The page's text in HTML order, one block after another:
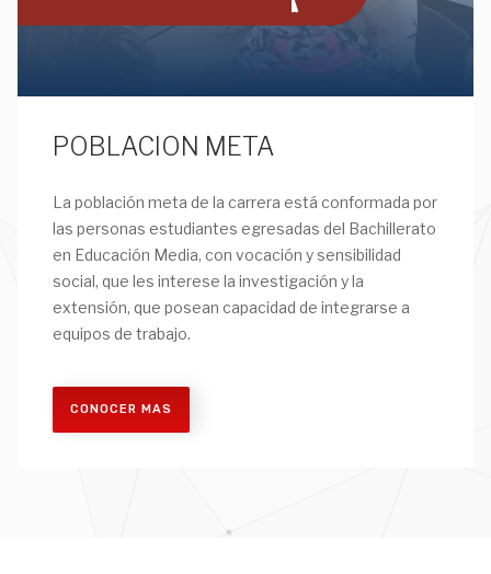
POBLACION META
La población meta de la carrera está conformada por
las personas estudiantes egresadas del Bachillerato
en Educación Media, con vocación y sensibilidad
social, que les interese la investigación y la
extensión, que posean capacidad de integrarse a
equipos de trabajo.
CONOCER MAS